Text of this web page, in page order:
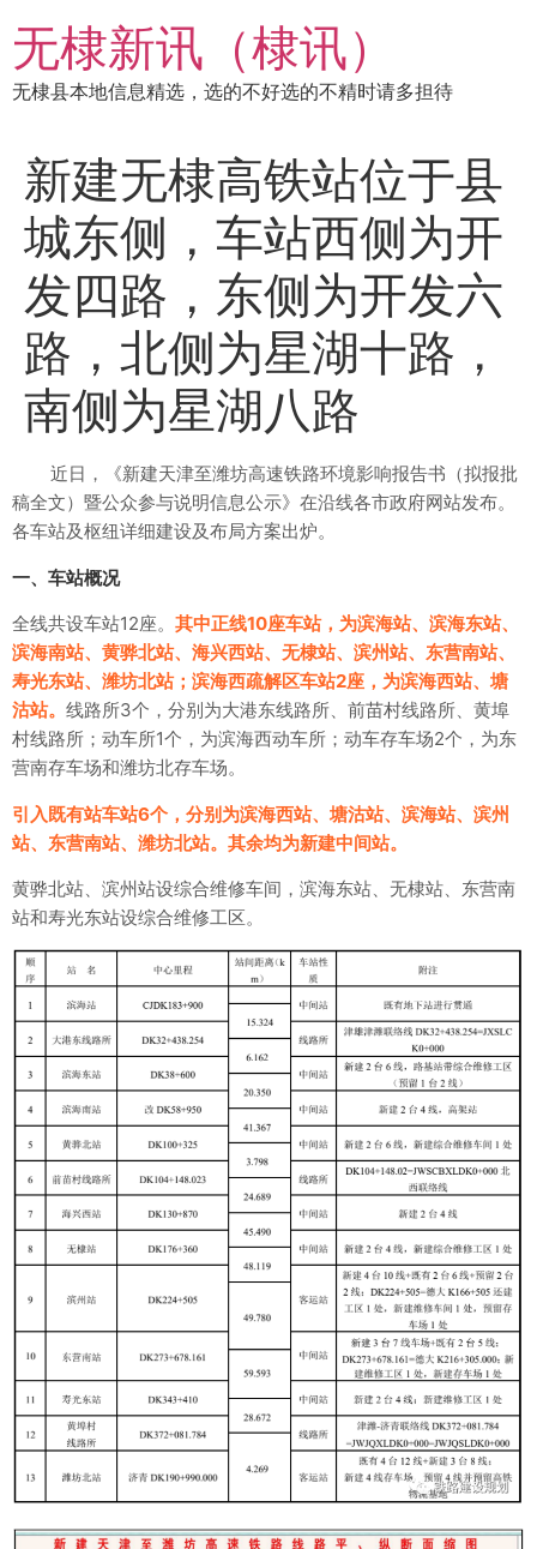
到
内
容
无棣新讯（棣讯）
无棣县本地信息精选，选的不好选的不精时请多担待
新建无棣高铁站位于县
城东侧，车站西侧为开
发四路，东侧为开发六
路，北侧为星湖十路，
南侧为星湖八路
近日，《新建天津至潍坊高速铁路环境影响报告书（拟报批
稿全文）暨公众参与说明信息公示》在沿线各市政府网站发布。
各车站及枢纽详细建设及布局方案出炉。
一、车站概况
全线共设车站12座。 其中正线10座车站，为滨海站、滨海东站、
滨海南站、黄骅北站、海兴西站、无棣站、滨州站、东营南站、
寿光东站、潍坊北站；滨海西疏解区车站2座，为滨海西站、塘
沽站。 线路所3个，分别为大港东线路所、前苗村线路所、黄埠
村线路所；动车所1个，为滨海西动车所；动车存车场2个，为东
营南存车场和潍坊北存车场。
引入既有站车站6个，分别为滨海西站、塘沽站、滨海站、滨州
站、东营南站、潍坊北站。其余均为新建中间站。
黄骅北站、滨州站设综合维修车间，滨海东站、无棣站、东营南
站和寿光东站设综合维修工区。